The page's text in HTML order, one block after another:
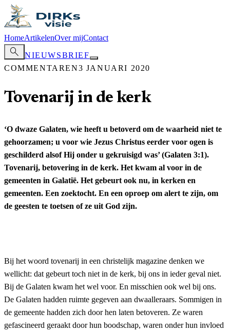
HomeArtikelenOver mijContact
search
NIEUWSBRIEF
COMMENTAREN3 JANUARI 2020
Tovenarij in de kerk
‘O dwaze Galaten, wie heeft u betoverd om de waarheid niet te
gehoorzamen; u voor wie Jezus Christus eerder voor ogen is
geschilderd alsof Hij onder u gekruisigd was’ (Galaten 3:1).
Tovenarij, betovering in de kerk. Het kwam al voor in de
gemeenten in Galatië. Het gebeurt ook nu, in kerken en
gemeenten. Een zoektocht. En een oproep om alert te zijn, om
de geesten te toetsen of ze uit God zijn.
Bij het woord tovenarij in een christelijk magazine denken we
wellicht: dat gebeurt toch niet in de kerk, bij ons in ieder geval niet.
Bij de Galaten kwam het wel voor. En misschien ook wel bij ons.
De Galaten hadden ruimte gegeven aan dwaalleraars. Sommigen in
de gemeente hadden zich door hen laten betoveren. Ze waren
gefascineerd geraakt door hun boodschap, waren onder hun invloed